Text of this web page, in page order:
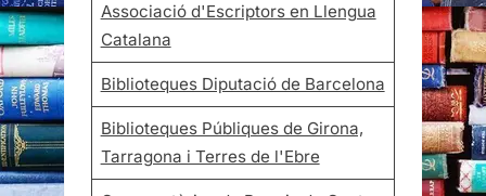
Associació d'Escriptors en Llengua
Catalana
Biblioteques Diputació de Barcelona
Biblioteques Públiques de Girona,
Tarragona i Terres de l'Ebre